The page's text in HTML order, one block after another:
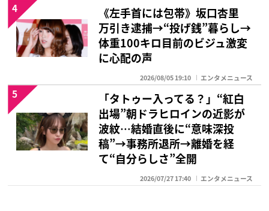
《左手首には包帯》坂口杏里
万引き逮捕→“投げ銭”暮らし→
体重100キロ目前のビジュ激変
に心配の声
2026/08/05 19:10 エンタメニュース
4
「タトゥー入ってる？」“紅白
出場”朝ドラヒロインの近影が
波紋…結婚直後に“意味深投
稿”→事務所退所→離婚を経
て“自分らしさ”全開
2026/07/27 17:40 エンタメニュース
5